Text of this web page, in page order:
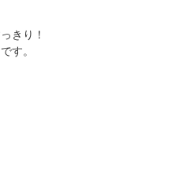
きり！
す。